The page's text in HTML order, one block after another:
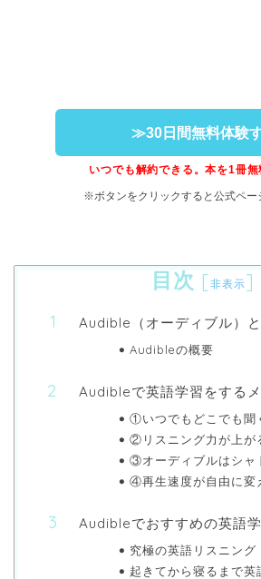
≫30日間無料体験
いつでも解約できる。本を1冊無
※ボタンをクリックすると公式ペー
目次 [非表示]
Audible（オーディブル）
Audibleの概要
Audibleで英語学習をする
①いつでもどこでも聞
②リスニング力が上が
③オーディブルはシャ
④再生速度が自由に変
Audibleでおすすめの英語
究極の英語リスニン
起きてから寝るまで